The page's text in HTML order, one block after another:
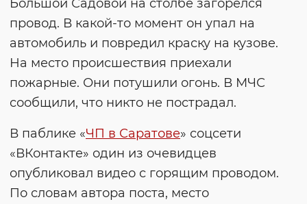
Большой Садовой на столбе загорелся
провод. В какой-то момент он упал на
автомобиль и повредил краску на кузове.
На место происшествия приехали
пожарные. Они потушили огонь. В МЧС
сообщили, что никто не пострадал.
В паблике «ЧП в Саратове» соцсети
«ВКонтакте» один из очевидцев
опубликовал видео с горящим проводом.
По словам автора поста, место